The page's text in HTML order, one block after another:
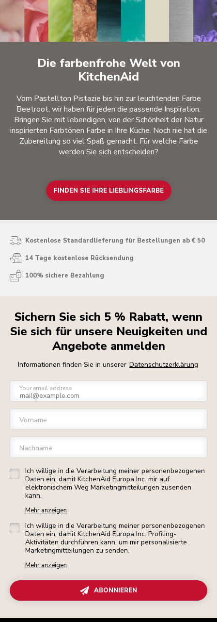
Die farbenfrohe Welt von
KitchenAid
Vom Pastellton Pistazie bis hin zur leuchtenden Farbe
Beetroot, wir haben für jeden die passende Inspiration.
Bringen Sie mit lebendigen, von der Schönheit der Natur
inspirierten Farbtönen Farbe in Ihre Küche. Noch nie hat die
Zubereitung so viel Spaß gemacht. Für welche Farbe
werden Sie sich entscheiden?
FINDEN SIE IHRE LIEBLINGSFARBE
Kostenlose Standardlieferung für Bestellungen ab € 50
14 Tage kostenlose Rücksendung
100% sichere Bezahlung
Sichern Sie sich 5 % Rabatt, wenn
Sie sich für unsere Neuigkeiten und
Angebote anmelden
Informationen finden Sie in unserer Datenschutzerklärung
Your email address
Vorname
Nachname
Ich willige in die Verarbeitung meiner personenbezogenen
Daten ein, damit KitchenAid Europa Inc. mir auf
elektronischem Weg Marketingmitteilungen zusenden
kann.
Mehr anzeigen
Ich willige in die Verarbeitung meiner personenbezogenen
Daten ein, damit KitchenAid Europa Inc. Profiling-
Aktivitäten durchführen kann, um mir personalisierte
Marketingmitteilungen zu senden.
Mehr anzeigen
ABONNIEREN